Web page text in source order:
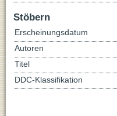
Stöbern
Erscheinungsdatum
Autoren
Titel
DDC-Klassifikation